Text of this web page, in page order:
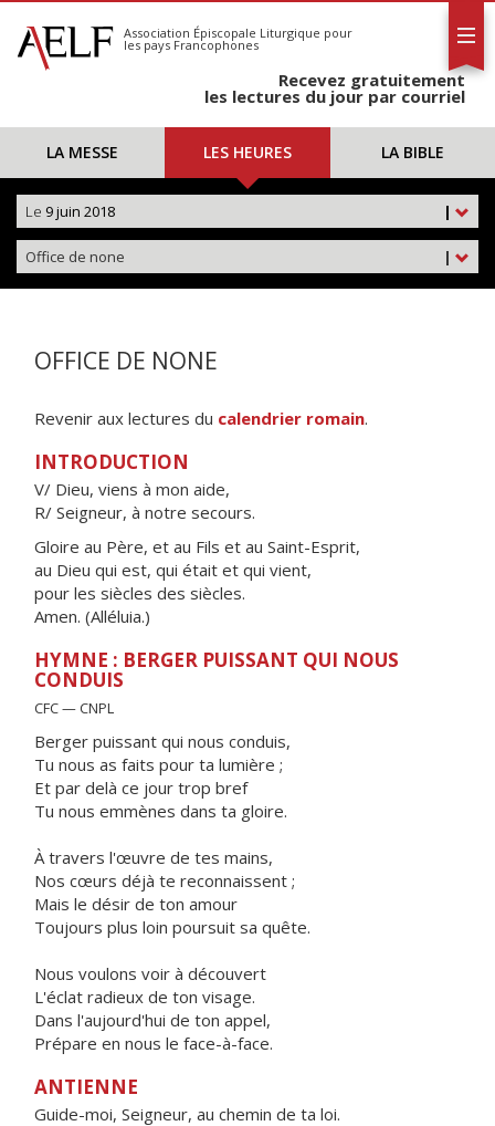
S'abonner
Calendrier
Association Épiscopale Liturgique pour
les pays Francophones
Recevez gratuitement
les lectures du jour par courriel
LA MESSE LES HEURES LA BIBLE
|
Le 9 juin 2018
|
Office de none
OFFICE DE NONE
Revenir aux lectures du calendrier romain.
INTRODUCTION
V/ Dieu, viens à mon aide,
R/ Seigneur, à notre secours.
Gloire au Père, et au Fils et au Saint-Esprit,
au Dieu qui est, qui était et qui vient,
pour les siècles des siècles.
Amen. (Alléluia.)
HYMNE : BERGER PUISSANT QUI NOUS
CONDUIS
CFC — CNPL
Berger puissant qui nous conduis,
Tu nous as faits pour ta lumière ;
Et par delà ce jour trop bref
Tu nous emmènes dans ta gloire.
À travers l'œuvre de tes mains,
Nos cœurs déjà te reconnaissent ;
Mais le désir de ton amour
Toujours plus loin poursuit sa quête.
Nous voulons voir à découvert
L'éclat radieux de ton visage.
Dans l'aujourd'hui de ton appel,
Prépare en nous le face-à-face.
ANTIENNE
Guide-moi, Seigneur, au chemin de ta loi.